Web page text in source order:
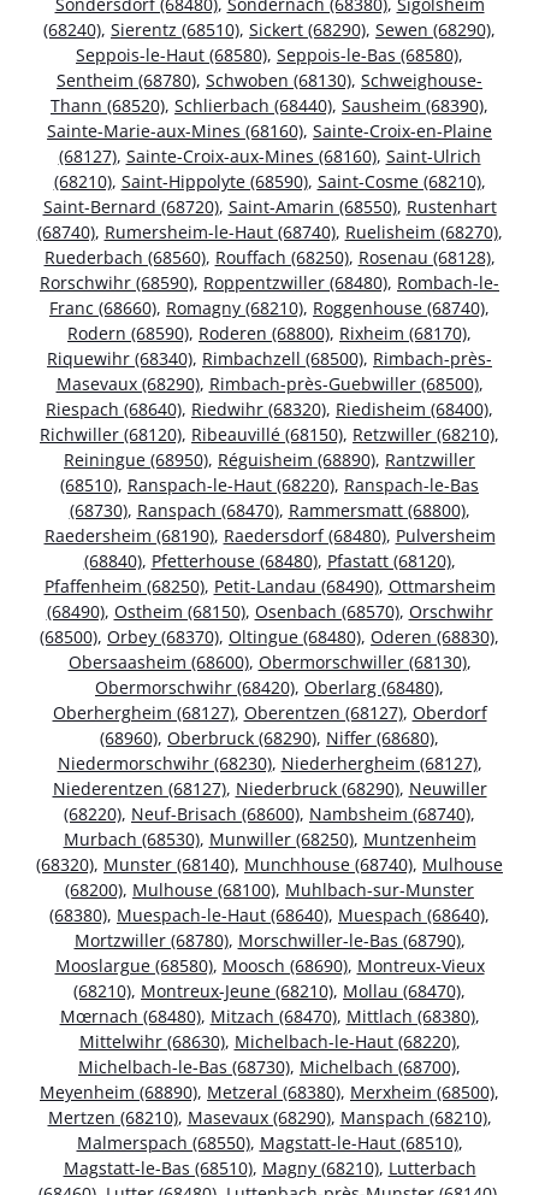
(68240), Sierentz (68510), Sickert (68290), Sewen (68290),
Seppois-le-Haut (68580), Seppois-le-Bas (68580),
Sentheim (68780), Schwoben (68130), Schweighouse-
Thann (68520), Schlierbach (68440), Sausheim (68390),
Sainte-Marie-aux-Mines (68160), Sainte-Croix-en-Plaine
(68127), Sainte-Croix-aux-Mines (68160), Saint-Ulrich
(68210), Saint-Hippolyte (68590), Saint-Cosme (68210),
Saint-Bernard (68720), Saint-Amarin (68550), Rustenhart
(68740), Rumersheim-le-Haut (68740), Ruelisheim (68270),
Ruederbach (68560), Rouffach (68250), Rosenau (68128),
Rorschwihr (68590), Roppentzwiller (68480), Rombach-le-
Franc (68660), Romagny (68210), Roggenhouse (68740),
Rodern (68590), Roderen (68800), Rixheim (68170),
Riquewihr (68340), Rimbachzell (68500), Rimbach-près-
Masevaux (68290), Rimbach-près-Guebwiller (68500),
Riespach (68640), Riedwihr (68320), Riedisheim (68400),
Richwiller (68120), Ribeauvillé (68150), Retzwiller (68210),
Reiningue (68950), Réguisheim (68890), Rantzwiller
(68510), Ranspach-le-Haut (68220), Ranspach-le-Bas
(68730), Ranspach (68470), Rammersmatt (68800),
Raedersheim (68190), Raedersdorf (68480), Pulversheim
(68840), Pfetterhouse (68480), Pfastatt (68120),
Pfaffenheim (68250), Petit-Landau (68490), Ottmarsheim
(68490), Ostheim (68150), Osenbach (68570), Orschwihr
(68500), Orbey (68370), Oltingue (68480), Oderen (68830),
Obersaasheim (68600), Obermorschwiller (68130),
Obermorschwihr (68420), Oberlarg (68480),
Oberhergheim (68127), Oberentzen (68127), Oberdorf
(68960), Oberbruck (68290), Niffer (68680),
Niedermorschwihr (68230), Niederhergheim (68127),
Niederentzen (68127), Niederbruck (68290), Neuwiller
(68220), Neuf-Brisach (68600), Nambsheim (68740),
Murbach (68530), Munwiller (68250), Muntzenheim
(68320), Munster (68140), Munchhouse (68740), Mulhouse
(68200), Mulhouse (68100), Muhlbach-sur-Munster
(68380), Muespach-le-Haut (68640), Muespach (68640),
Mortzwiller (68780), Morschwiller-le-Bas (68790),
Mooslargue (68580), Moosch (68690), Montreux-Vieux
(68210), Montreux-Jeune (68210), Mollau (68470),
Mœrnach (68480), Mitzach (68470), Mittlach (68380),
Mittelwihr (68630), Michelbach-le-Haut (68220),
Michelbach-le-Bas (68730), Michelbach (68700),
Meyenheim (68890), Metzeral (68380), Merxheim (68500),
Mertzen (68210), Masevaux (68290), Manspach (68210),
Malmerspach (68550), Magstatt-le-Haut (68510),
Magstatt-le-Bas (68510), Magny (68210), Lutterbach